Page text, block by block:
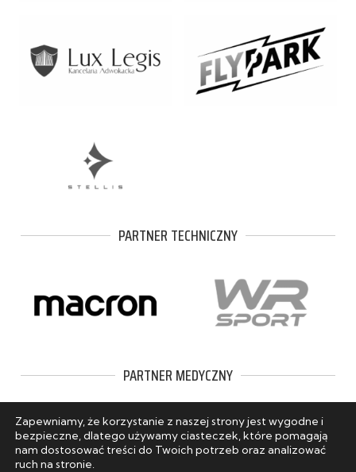
PARTNER TECHNICZNY
PARTNER MEDYCZNY
Zapewniamy, że korzystanie z naszej strony jest wygodne i
bezpieczne, dlatego używamy ciasteczek, które pomagają
nam dostosować treści do Twoich potrzeb oraz analizować
ruch na stronie.